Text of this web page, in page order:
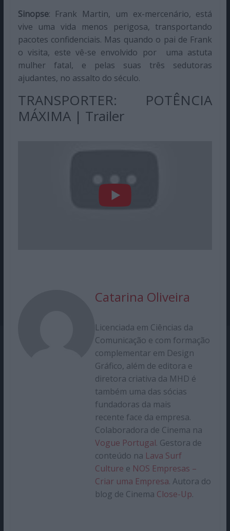
Sinopse: Frank Martin, um ex-mercenário, está
vive uma vida menos perigosa, transportando
pacotes confidenciais. Mas quando o pai de Frank
o visita, este vê-se envolvido por uma astuta
mulher fatal, e pelas suas três sedutoras
ajudantes, no assalto do século.
TRANSPORTER: POTÊNCIA
MÁXIMA | Trailer
Catarina Oliveira
Licenciada em Ciências da
Comunicação e com formação
complementar em Design
Gráfico, além de editora e
diretora criativa da MHD é
também uma das sócias
fundadoras da mais
recente face da empresa.
Colaboradora de Cinema na
Vogue Portugal. Gestora de
conteúdo na Lava Surf
Culture e NOS Empresas –
Criar uma Empresa. Autora do
blog de Cinema Close-Up.